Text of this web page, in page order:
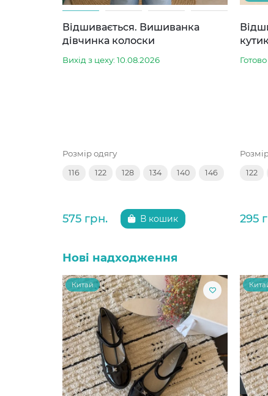
Відшивається. Вишиванка
дівчинка колоски
Вихід з цеху: 10.08.2026
Розмір одягу
116 122 128 134 140 146
575 грн. В кошик
122
295
Нові надходження
Китай